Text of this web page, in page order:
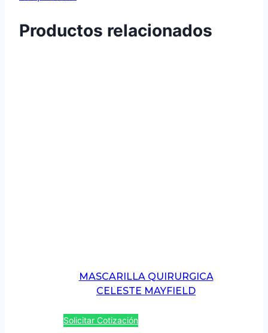
Productos relacionados
MASCARILLA QUIRURGICA
CELESTE MAYFIELD
Solicitar Cotización